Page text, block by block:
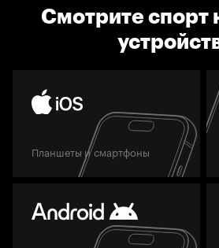
Смотрите спорт
Планшеты и смартфоны